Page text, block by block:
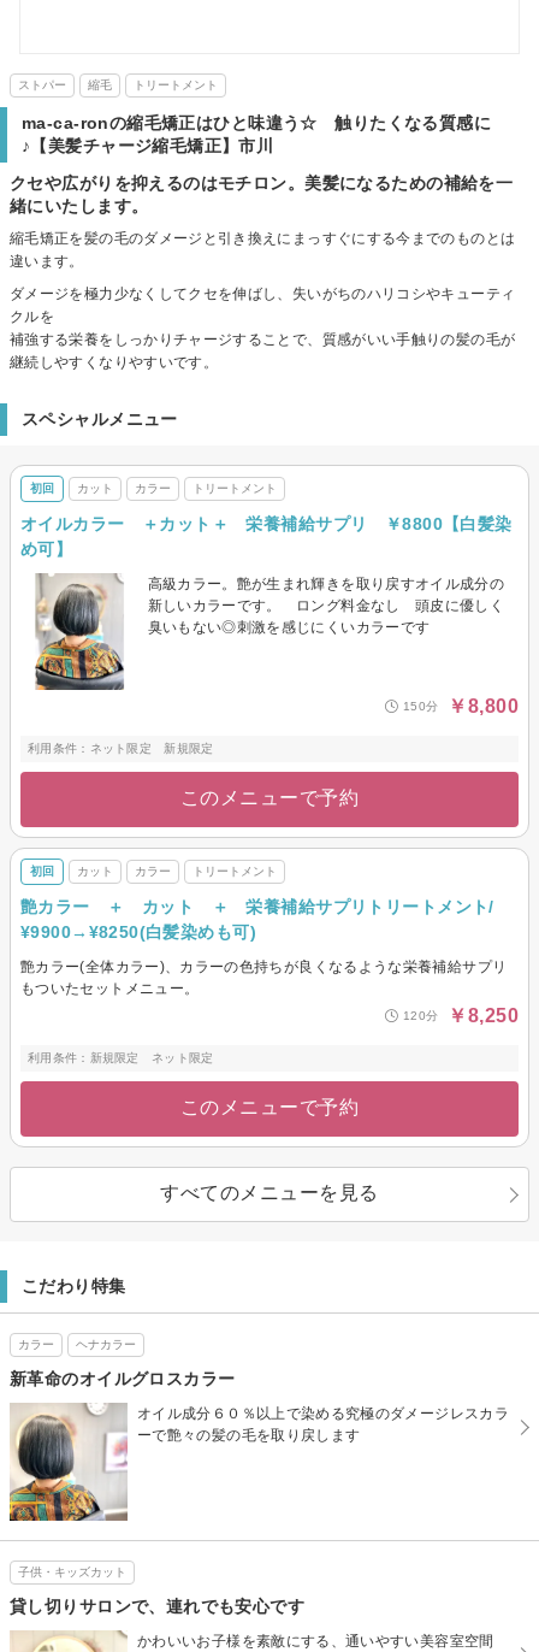
ストパー 縮毛 トリートメント
ma-ca-ronの縮毛矯正はひと味違う☆ 触りたくなる質感に
♪【美髪チャージ縮毛矯正】市川
クセや広がりを抑えるのはモチロン。美髪になるための補給を一
緒にいたします。
縮毛矯正を髪の毛のダメージと引き換えにまっすぐにする今までのものとは
違います。
ダメージを極力少なくしてクセを伸ばし、失いがちのハリコシやキューティ
クルを
補強する栄養をしっかりチャージすることで、質感がいい手触りの髪の毛が
継続しやすくなりやすいです。
スペシャルメニュー
初回 カット カラー トリートメント
オイルカラー ＋カット＋ 栄養補給サプリ ￥8800【白髪染
め可】
高級カラー。艶が生まれ輝きを取り戻すオイル成分の
新しいカラーです。 ロング料金なし 頭皮に優しく
臭いもない◎刺激を感じにくいカラーです
150分 ￥8,800
利用条件：ネット限定 新規限定
このメニューで予約
初回 カット カラー トリートメント
艶カラー ＋ カット ＋ 栄養補給サプリトリートメント/
¥9900→¥8250(白髪染めも可)
艶カラー(全体カラー)、カラーの色持ちが良くなるような栄養補給サプリ
もついたセットメニュー。
120分 ￥8,250
利用条件：新規限定 ネット限定
このメニューで予約
すべてのメニューを見る
こだわり特集
カラー ヘナカラー
新革命のオイルグロスカラー
オイル成分６０％以上で染める究極のダメージレスカラ
ーで艶々の髪の毛を取り戻します
子供・キッズカット
貸し切りサロンで、連れでも安心です
かわいいお子様を素敵にする、通いやすい美容室空間